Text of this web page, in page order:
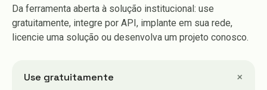
Da ferramenta aberta à solução institucional: use
gratuitamente, integre por API, implante em sua rede,
licencie uma solução ou desenvolva um projeto conosco.
Use gratuitamente +